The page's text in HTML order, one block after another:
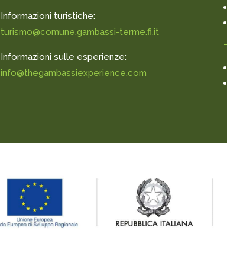
Informazioni turistiche:
turismo@comune.gambassi-terme.fi.it
Informazioni sulle esperienze:
info@thegambassiexperience.com